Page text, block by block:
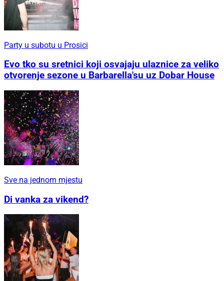
Party u subotu u Prosici
Evo tko su sretnici koji osvajaju ulaznice za veliko
otvorenje sezone u Barbarella'su uz Dobar House
Sve na jednom mjestu
Di vanka za vikend?